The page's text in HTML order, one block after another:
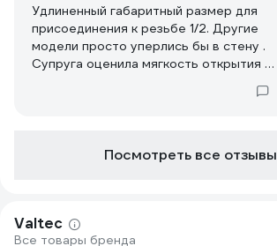
Удлиненный габаритный размер для
присоединения к резьбе 1/2. Другие
модели просто уперлись бы в стену .
Супруга оценила мягкость открытия и
Посмотреть все отзывы
Valtec
Все товары бренда